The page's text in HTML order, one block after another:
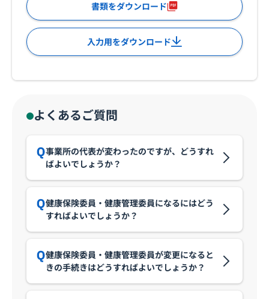
書類をダウンロード
入力用をダウンロード
よくあるご質問
事業所の代表が変わったのですが、どうすれ
ばよいでしょうか？
健康保険委員・健康管理委員になるにはどう
すればよいでしょうか？
健康保険委員・健康管理委員が変更になると
きの手続きはどうすればよいでしょうか？